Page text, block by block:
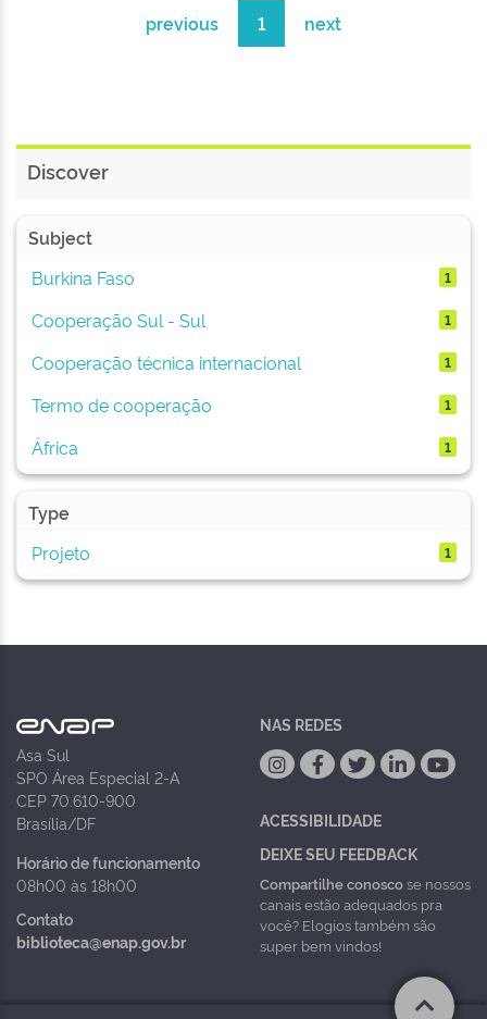
previous 1 next
Discover
Subject
Burkina Faso
1
Cooperação Sul - Sul 1
Cooperação técnica internacional 1
Termo de cooperação 1
África 1
Type
Projeto
1
Asa Sul
SPO Área Especial 2-A
CEP 70.610-900
Brasília/DF
Horário de funcionamento
08h00 às 18h00
Contato
biblioteca@enap.gov.br
NAS REDES
ACESSIBILIDADE
DEIXE SEU FEEDBACK
Compartilhe conoscose nossos
canais estão adequados pra
você? Elogios também são
super bem vindos!